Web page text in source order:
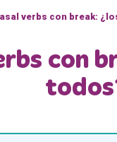
verbs con break:
con